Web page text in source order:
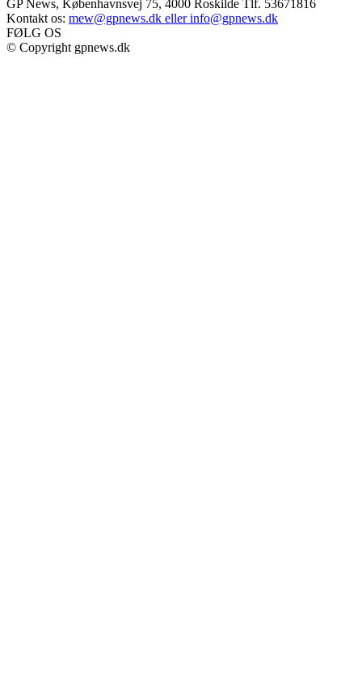
GP News, Københavnsvej 75, 4000 Roskilde Tlf. 53671816
Kontakt os: mew@gpnews.dk eller info@gpnews.dk
FØLG OS
© Copyright gpnews.dk